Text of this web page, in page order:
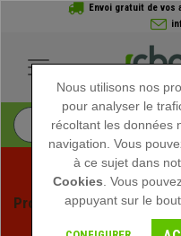
Envoi gratuit de vos
Profitez des soldes d'été
exclusives pour
Nous utilisons nos
pour analyser le
récoltant les données
navigation. Vous
à ce sujet dans
Cookies . Vous
appuyant sur le